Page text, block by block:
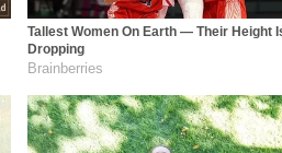
Tallest Women On Earth — Their Height
Dropping
Brainberries